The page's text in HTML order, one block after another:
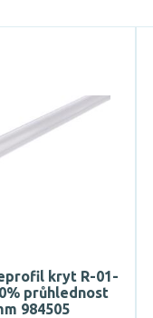
kryt R-01-
průhlednost
984505